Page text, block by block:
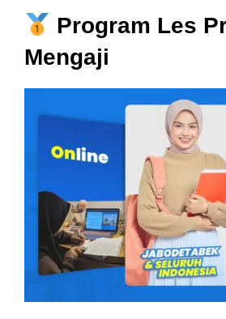
Program Les
Mengaji